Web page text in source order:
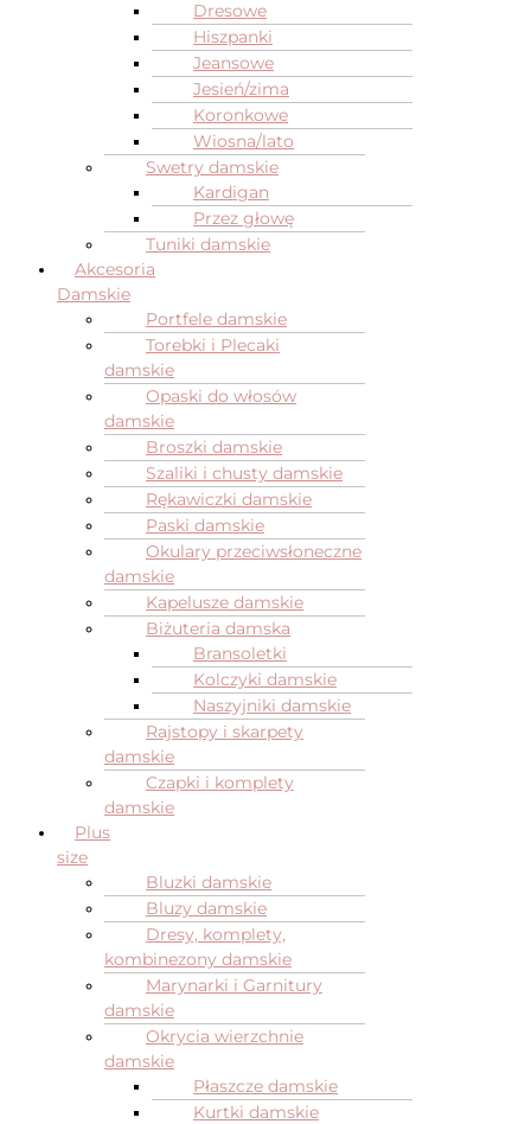
Dresowe
Hiszpanki
Jeansowe
Jesień/zima
Koronkowe
Wiosna/lato
Swetry damskie
Kardigan
Przez głowę
Tuniki damskie
Akcesoria
Damskie
Portfele damskie
Torebki i Plecaki
damskie
Opaski do włosów
damskie
Broszki damskie
Szaliki i chusty damskie
Rękawiczki damskie
Paski damskie
Okulary przeciwsłoneczne
damskie
Kapelusze damskie
Biżuteria damska
Bransoletki
Kolczyki damskie
Naszyjniki damskie
Rajstopy i skarpety
damskie
Czapki i komplety
damskie
Plus
size
Bluzki damskie
Bluzy damskie
Dresy, komplety,
kombinezony damskie
Marynarki i Garnitury
damskie
Okrycia wierzchnie
damskie
Płaszcze damskie
Kurtki damskie